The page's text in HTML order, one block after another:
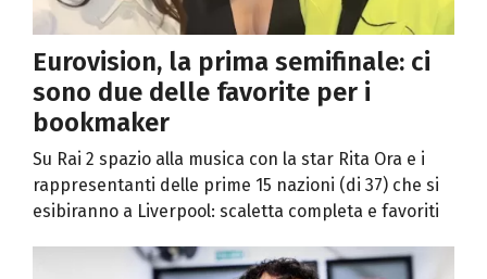
Eurovision, la prima semifinale: ci
sono due delle favorite per i
bookmaker
Su Rai 2 spazio alla musica con la star Rita Ora e i
rappresentanti delle prime 15 nazioni (di 37) che si
esibiranno a Liverpool: scaletta completa e favoriti